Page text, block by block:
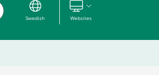
Swedish WebsitesVisa våra andra webbplatser